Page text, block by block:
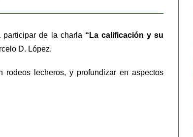
participar de la charla “La calificación y su
D. López.
lecheros, y profundizar en aspectos